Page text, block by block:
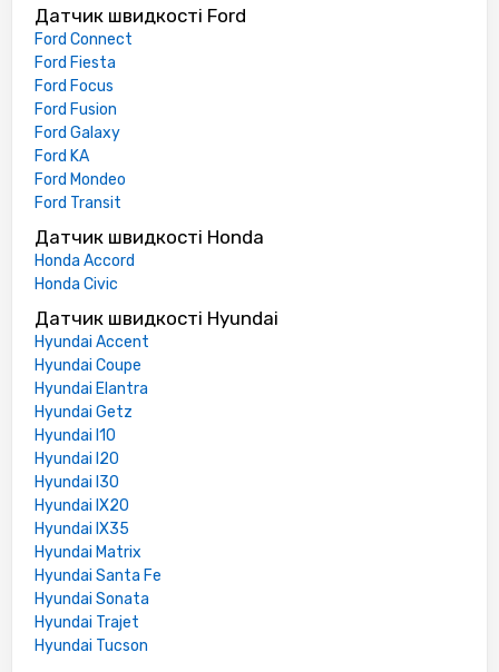
Датчик швидкості Ford
Ford Connect
Ford Fiesta
Ford Focus
Ford Fusion
Ford Galaxy
Ford KA
Ford Mondeo
Ford Transit
Датчик швидкості Honda
Honda Accord
Honda Civic
Датчик швидкості Hyundai
Hyundai Accent
Hyundai Coupe
Hyundai Elantra
Hyundai Getz
Hyundai I10
Hyundai I20
Hyundai I30
Hyundai IX20
Hyundai IX35
Hyundai Matrix
Hyundai Santa Fe
Hyundai Sonata
Hyundai Trajet
Hyundai Tucson